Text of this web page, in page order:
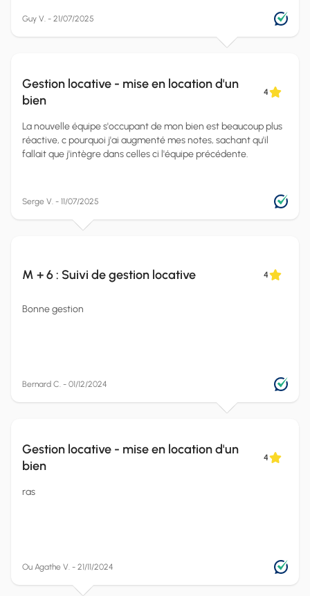
Guy V. - 21/07/2025
Gestion locative - mise en location d'un
bien
4
La nouvelle équipe s'occupant de mon bien est beaucoup plus
réactive, c pourquoi j'ai augmenté mes notes, sachant qu'il
fallait que j'intègre dans celles ci l'équipe précédente.
Serge V. - 11/07/2025
M + 6 : Suivi de gestion locative 4
Bonne gestion
Bernard C. - 01/12/2024
Gestion locative - mise en location d'un
bien
4
ras
Ou Agathe V. - 21/11/2024